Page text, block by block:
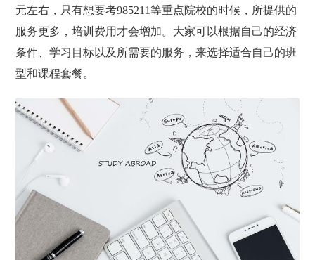
元左右，只有想要考985211等重点院校的时候，所提供的
服务更多，培训费用才会增加。大家可以根据自己的经济
条件、学习目标以及所需要的服务，来选择适合自己的班
型和课程套餐。